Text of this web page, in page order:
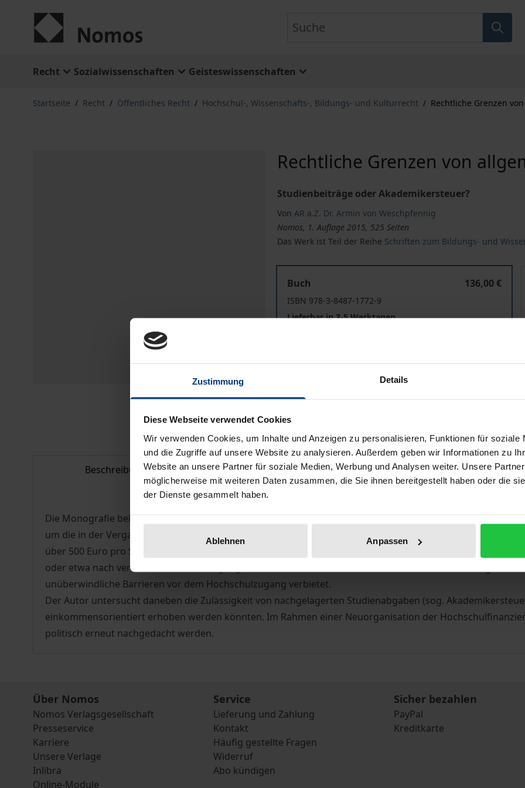
Zustimmung Details
Diese Webseite verwendet Cookies
Wir verwenden Cookies, um Inhalte und Anzeigen zu personalisieren, Funktionen für soziale
und die Zugriffe auf unsere Website zu analysieren. Außerdem geben wir Informationen zu
Website an unsere Partner für soziale Medien, Werbung und Analysen weiter. Unsere
möglicherweise mit weiteren Daten zusammen, die Sie ihnen bereitgestellt haben oder die
der Dienste gesammelt haben.
Ablehnen Anpassen
Recht Sozialwissenschaften Geisteswissenschaften
Startseite / Recht / Öffentliches Recht / Hochschul-, Wissenschafts-, Bildungs- und Kulturrecht / Rechtliche Grenzen
Rechtliche Grenzen von
Studienbeiträge oder Akademikersteuer?
Von AR a.Z. Dr. Armin von Weschpfennig
Nomos, 1. Auflage 2015, 525 Seiten
Das Werk ist Teil der Reihe Schriften zum Bildungs- und
Buch
136,00 €
ISBN 978-3-8487-1772-9
Lieferbar in 3-5 Werktagen
Preisangaben inkl. MwSt. Abhängig von der Lieferadresse
Beschreibung Bibliografische Angaben Rezensionen
Die Monografie beleuchtet die verfassungsrechtlichen Grenzen von Studienabgaben unter
um die in der Vergangenheit praktizierten Abgabenmodelle werden auch kostendeckende oder
über 500 Euro pro Semester hinausgehen. Gleichheitsrechtliche Relevanz gewinnt die Frage, inwieweit
oder etwa nach verschiedenen Studiengängen differenziert werden darf. All dies ist vor dem Hintergrund
unüberwindliche Barrieren vor dem Hochschulzugang verbietet.
Der Autor untersucht daneben die Zulässigkeit von nachgelagerten Studienabgaben (sog.
einkommensorientiert erhoben werden könnten. Im Rahmen einer Neuorganisation der
politisch erneut nachgedacht werden.
Über Nomos
Nomos Verlagsgesellschaft
Presseservice
Karriere
Unsere Verlage
Inlibra
Online-Module
Service
Lieferung und Zahlung
Kontakt
Häufig gestellte Fragen
Widerruf
Abo kündigen
Sicher bezahlen
PayPal
Kreditkarte